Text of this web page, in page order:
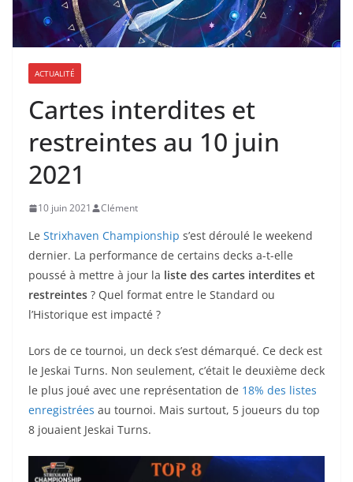
ACTUALITÉ
Cartes interdites et
restreintes au 10 juin
2021
10 juin 2021 Clément
Le Strixhaven Championship s’est déroulé le weekend
dernier. La performance de certains decks a-t-elle
poussé à mettre à jour la liste des cartes interdites et
restreintes ? Quel format entre le Standard ou
l’Historique est impacté ?
Lors de ce tournoi, un deck s’est démarqué. Ce deck est
le Jeskai Turns. Non seulement, c’était le deuxième deck
le plus joué avec une représentation de 18% des listes
enregistrées au tournoi. Mais surtout, 5 joueurs du top
8 jouaient Jeskai Turns.